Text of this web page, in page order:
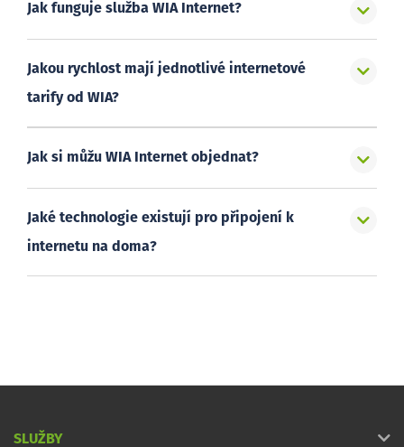
Jak funguje služba WIA Internet?
Jakou rychlost mají jednotlivé internetové
tarify od WIA?
Jak si můžu WIA Internet objednat?
Jaké technologie existují pro připojení k
internetu na doma?
SLUŽBY